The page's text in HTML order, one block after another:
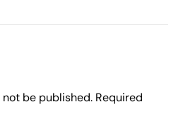
be published. Required